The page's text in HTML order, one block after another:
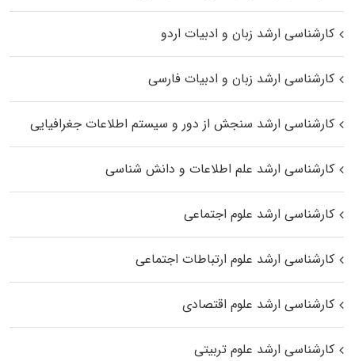
کارشناسی ارشد زبان و ادبیات اردو
کارشناسی ارشد زبان و ادبیات فارسی
کارشناسی ارشد سنجش از دور و سیستم اطلاعات جغرافیایی
کارشناسی ارشد علم اطلاعات و دانش شناسی
کارشناسی ارشد علوم اجتماعی
کارشناسی ارشد علوم ارتباطات اجتماعی
کارشناسی ارشد علوم اقتصادی
کارشناسی ارشد علوم تربیتی